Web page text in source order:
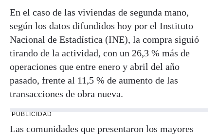
En el caso de las viviendas de segunda mano,
según los datos difundidos hoy por el Instituto
Nacional de Estadística (INE), la compra siguió
tirando de la actividad, con un 26,3 % más de
operaciones que entre enero y abril del año
pasado, frente al 11,5 % de aumento de las
transacciones de obra nueva.
PUBLICIDAD
Las comunidades que presentaron los mayores